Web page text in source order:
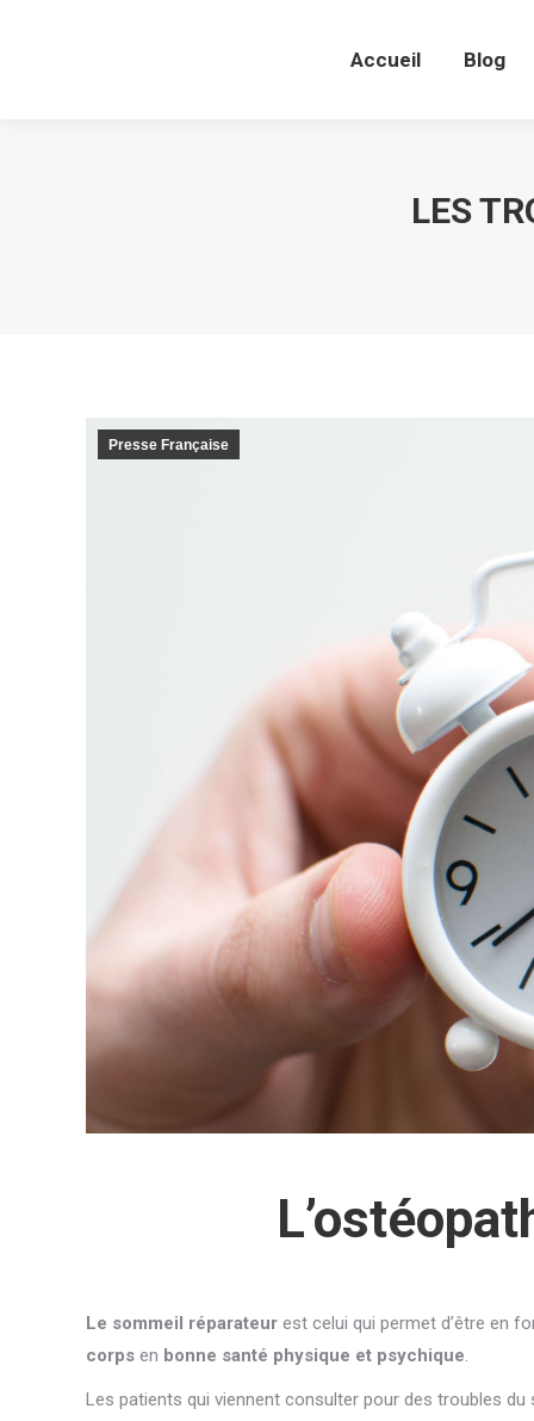
Accueil Blog
LES
Presse Française
Le sommeil réparateur est celui qui permet d’être en
corps en bonne santé physique et psychique.
Les patients qui viennent consulter pour des troubles